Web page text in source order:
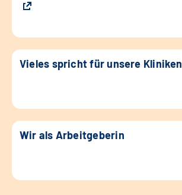
Vieles spricht für unsere Kliniken
Wir als Arbeitgeberin